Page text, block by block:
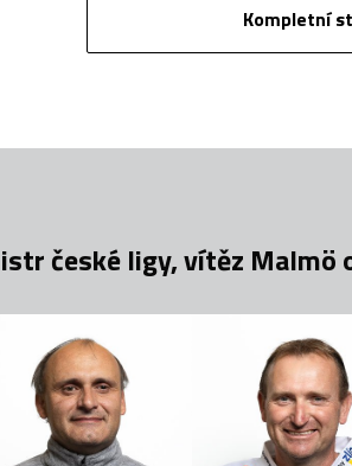
Kompletní
české ligy, vítěz Malmö